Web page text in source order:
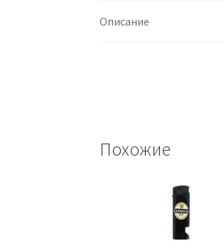
Описание
Похожие